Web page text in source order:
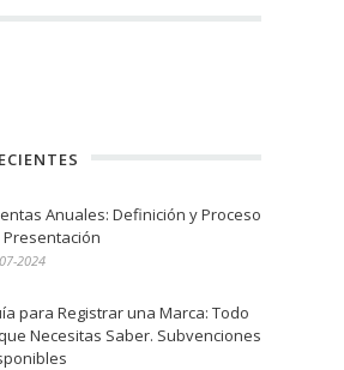
Anuales: Definición y Proceso
Presentación
2024
para Registrar una Marca: Todo
Necesitas Saber. Subvenciones